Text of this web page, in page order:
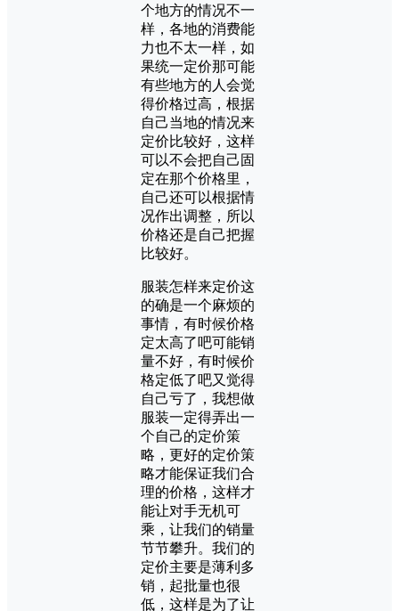
个地方的情况不一
样，各地的消费能
力也不太一样，如
果统一定价那可能
有些地方的人会觉
得价格过高，根据
自己当地的情况来
定价比较好，这样
可以不会把自己固
定在那个价格里，
自己还可以根据情
况作出调整，所以
价格还是自己把握
比较好。
服装怎样来定价这
的确是一个麻烦的
事情，有时候价格
定太高了吧可能销
量不好，有时候价
格定低了吧又觉得
自己亏了，我想做
服装一定得弄出一
个自己的定价策
略，更好的定价策
略才能保证我们合
理的价格，这样才
能让对手无机可
乘，让我们的销量
节节攀升。我们的
定价主要是薄利多
销，起批量也很
低，这样是为了让